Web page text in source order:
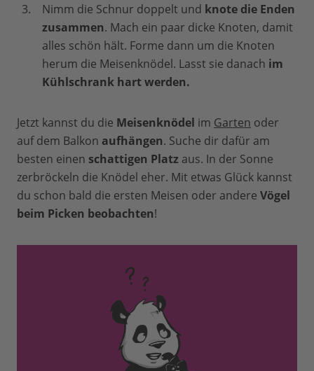
Nimm die Schnur doppelt und knote die Enden
zusammen. Mach ein paar dicke Knoten, damit
alles schön hält. Forme dann um die Knoten
herum die Meisenknödel. Lasst sie danach im
Kühlschrank hart werden.
Jetzt kannst du die Meisenknödel im Garten oder
auf dem Balkon aufhängen. Suche dir dafür am
besten einen schattigen Platz aus. In der Sonne
zerbröckeln die Knödel eher. Mit etwas Glück kannst
du schon bald die ersten Meisen oder andere Vögel
beim Picken beobachten!